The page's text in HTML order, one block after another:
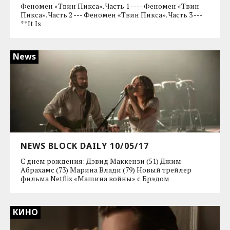
Феномен «Твин Пикса». Часть 1 ---- Феномен «Твин
Пикса». Часть 2 --- Феномен «Твин Пикса». Часть 3 ---
**It Is
News
NEWS BLOCK DAILY 10/05/17
С днем рождения: Дэвид Маккензи (51) Джим
Абрахамс (73) Марина Влади (79) Новый трейлер
фильма Netflix «Машина войны» с Брэдом
КИНО